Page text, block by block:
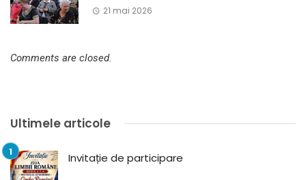
21 mai 2026
Comments are closed.
Ultimele articole
Invitație de participare